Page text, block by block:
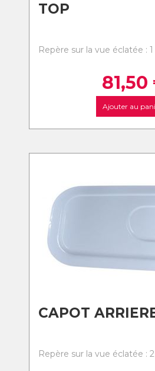
TOP
Repère sur la vue éclatée : 1
81,50
Ajouter au
CAPOT
Repère sur la vue éclatée : 2